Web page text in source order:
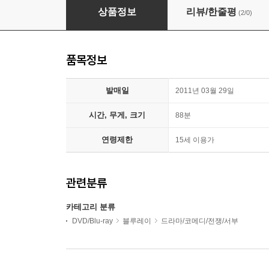
스탠 바이 미 : 블루레이
상품정보 리뷰/한줄평 (2/0)
품목정보
발매일 2011년 03월 29일
시간, 무게, 크기 88분
연령제한 15세 이용가
관련분류
카테고리 분류
DVD/Blu-ray 블루레이 드라마/코메디/전쟁/서부